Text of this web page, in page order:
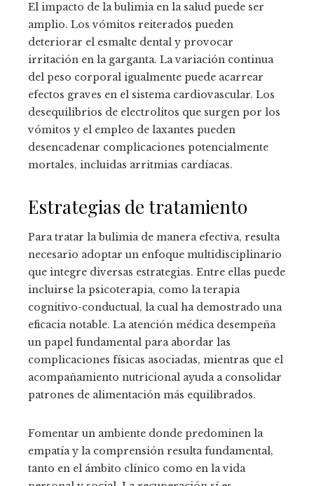
El impacto de la bulimia en la salud puede ser
amplio. Los vómitos reiterados pueden
deteriorar el esmalte dental y provocar
irritación en la garganta. La variación continua
del peso corporal igualmente puede acarrear
efectos graves en el sistema cardiovascular. Los
desequilibrios de electrolitos que surgen por los
vómitos y el empleo de laxantes pueden
desencadenar complicaciones potencialmente
mortales, incluidas arritmias cardíacas.
Estrategias de tratamiento
Para tratar la bulimia de manera efectiva, resulta
necesario adoptar un enfoque multidisciplinario
que integre diversas estrategias. Entre ellas puede
incluirse la psicoterapia, como la terapia
cognitivo-conductual, la cual ha demostrado una
eficacia notable. La atención médica desempeña
un papel fundamental para abordar las
complicaciones físicas asociadas, mientras que el
acompañamiento nutricional ayuda a consolidar
patrones de alimentación más equilibrados.
Fomentar un ambiente donde predominen la
empatía y la comprensión resulta fundamental,
tanto en el ámbito clínico como en la vida